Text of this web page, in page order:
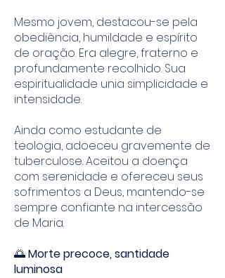
Mesmo jovem, destacou-se pela
obediência, humildade e espírito
de oração. Era alegre, fraterno e
profundamente recolhido. Sua
espiritualidade unia simplicidade e
intensidade.
Ainda como estudante de
teologia, adoeceu gravemente de
tuberculose. Aceitou a doença
com serenidade e ofereceu seus
sofrimentos a Deus, mantendo-se
sempre confiante na intercessão
de Maria.
🌅Morte precoce, santidade
luminosa